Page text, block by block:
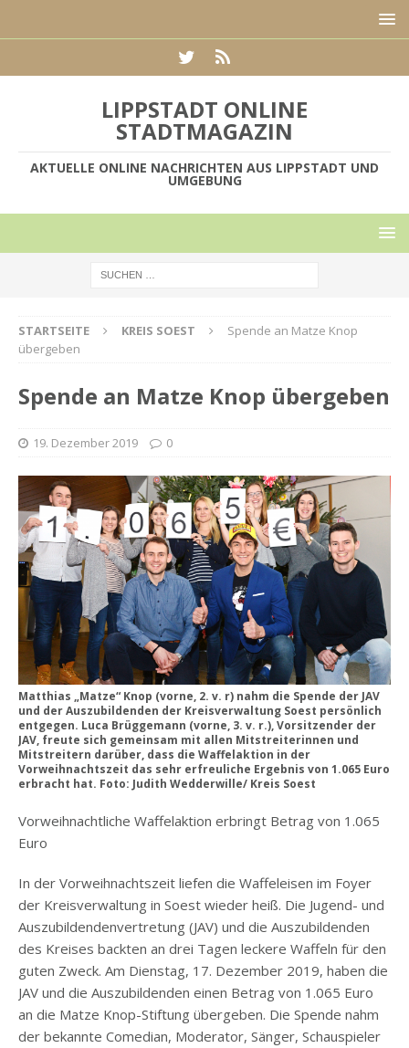
LIPPSTADT ONLINE
STADTMAGAZIN
AKTUELLE ONLINE NACHRICHTEN AUS LIPPSTADT UND
UMGEBUNG
STARTSEITE KREIS SOEST
Spende an Matze Knop
übergeben
Spende an Matze Knop übergeben
19. Dezember 2019 0
Matthias „Matze“ Knop (vorne, 2. v. r) nahm die Spende der JAV
und der Auszubildenden der Kreisverwaltung Soest persönlich
entgegen. Luca Brüggemann (vorne, 3. v. r.), Vorsitzender der
JAV, freute sich gemeinsam mit allen Mitstreiterinnen und
Mitstreitern darüber, dass die Waffelaktion in der
Vorweihnachtszeit das sehr erfreuliche Ergebnis von 1.065 Euro
erbracht hat. Foto: Judith Wedderwille/ Kreis Soest
Vorweihnachtliche Waffelaktion erbringt Betrag von 1.065
Euro
In der Vorweihnachtszeit liefen die Waffeleisen im Foyer
der Kreisverwaltung in Soest wieder heiß. Die Jugend- und
Auszubildendenvertretung (JAV) und die Auszubildenden
des Kreises backten an drei Tagen leckere Waffeln für den
guten Zweck. Am Dienstag, 17. Dezember 2019, haben die
JAV und die Auszubildenden einen Betrag von 1.065 Euro
an die Matze Knop-Stiftung übergeben. Die Spende nahm
der bekannte Comedian, Moderator, Sänger, Schauspieler